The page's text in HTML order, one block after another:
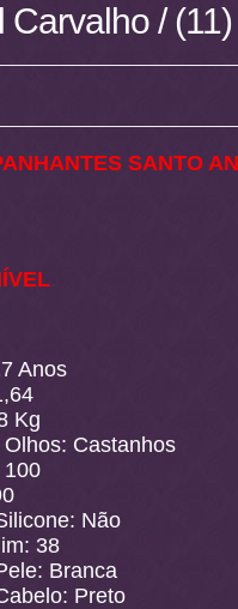
Carvalho /
SANTO
Anos
Kg
Castanhos
100
Não
38
Branca
Preto